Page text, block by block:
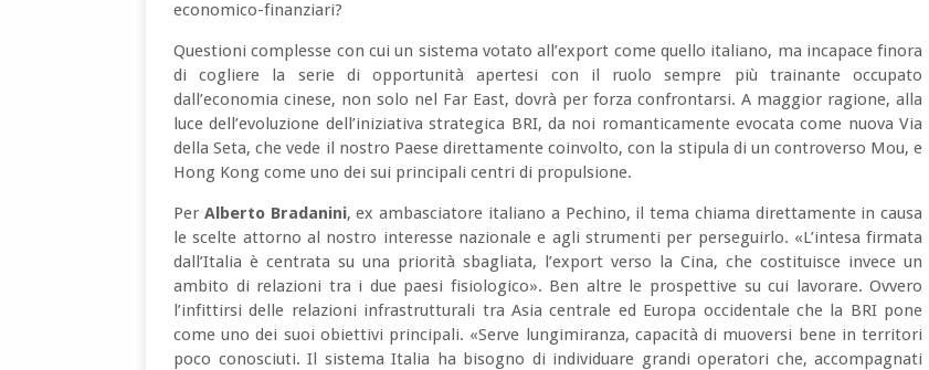
economico-finanziari?
Questioni complesse con cui un sistema votato all’export come quello italiano, ma incapace finora
di cogliere la serie di opportunità apertesi con il ruolo sempre più trainante occupato
dall’economia cinese, non solo nel Far East, dovrà per forza confrontarsi. A maggior ragione, alla
luce dell’evoluzione dell’iniziativa strategica BRI, da noi romanticamente evocata come nuova Via
della Seta, che vede il nostro Paese direttamente coinvolto, con la stipula di un controverso Mou, e
Hong Kong come uno dei sui principali centri di propulsione.
Per Alberto Bradanini, ex ambasciatore italiano a Pechino, il tema chiama direttamente in causa
le scelte attorno al nostro interesse nazionale e agli strumenti per perseguirlo. «L’intesa firmata
dall’Italia è centrata su una priorità sbagliata, l’export verso la Cina, che costituisce invece un
ambito di relazioni tra i due paesi fisiologico». Ben altre le prospettive su cui lavorare. Ovvero
l’infittirsi delle relazioni infrastrutturali tra Asia centrale ed Europa occidentale che la BRI pone
come uno dei suoi obiettivi principali. «Serve lungimiranza, capacità di muoversi bene in territori
poco conosciuti. Il sistema Italia ha bisogno di individuare grandi operatori che, accompagnati